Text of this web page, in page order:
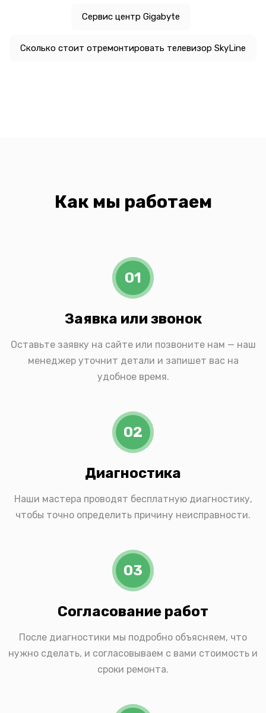
Сервис центр Gigabyte
Сколько стоит отремонтировать телевизор SkyLine
Как мы работаем
01
Заявка или звонок
Оставьте заявку на сайте или позвоните нам — наш
менеджер уточнит детали и запишет вас на
удобное время.
02
Диагностика
Наши мастера проводят бесплатную диагностику,
чтобы точно определить причину неисправности.
03
Согласование работ
После диагностики мы подробно объясняем, что
нужно сделать, и согласовываем с вами стоимость и
сроки ремонта.